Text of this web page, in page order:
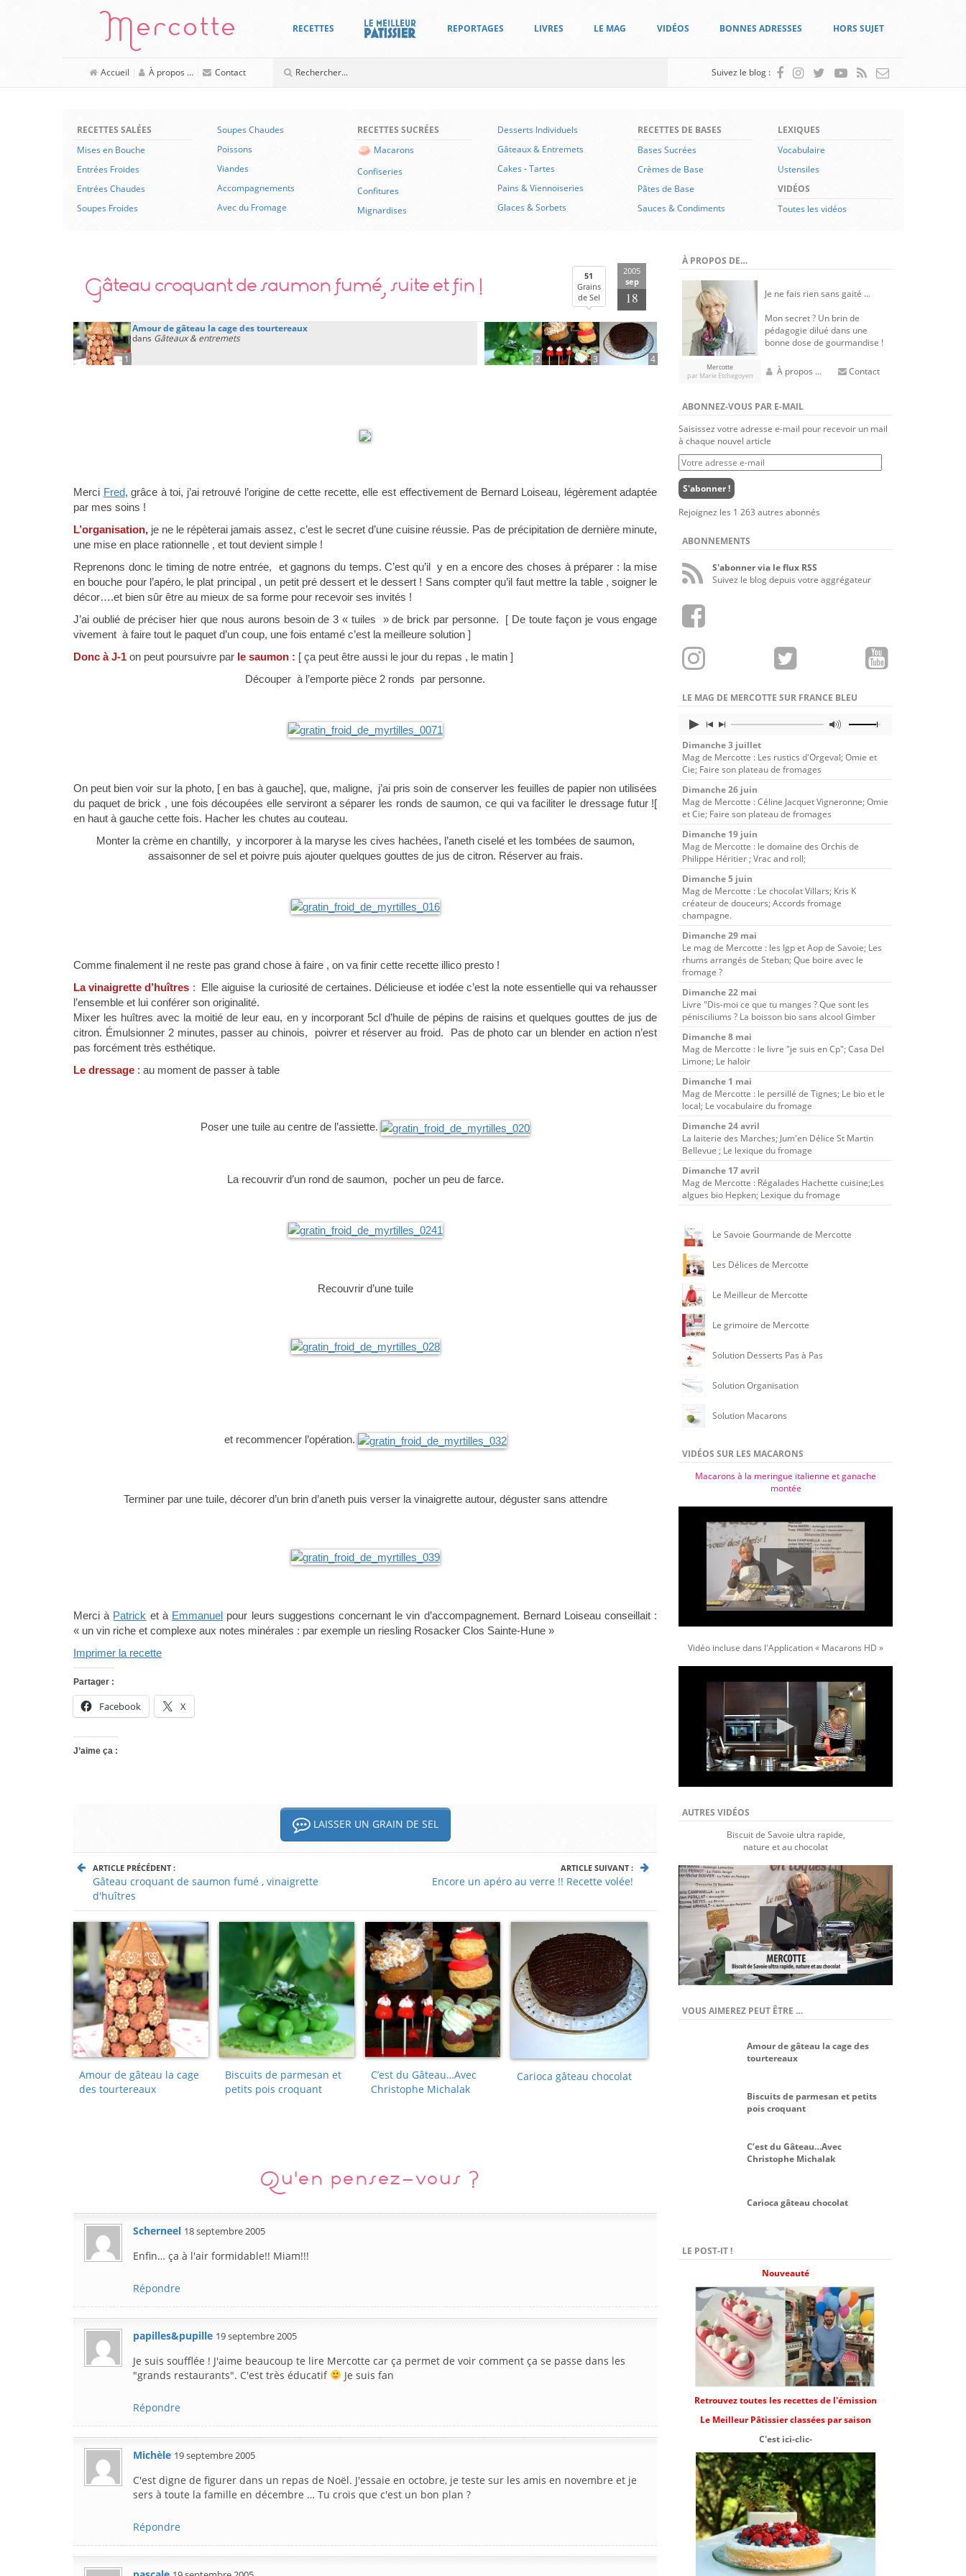
Mercotte RECETTES REPORTAGES LIVRES LE MAG VIDÉOS BONNES ADRESSES HORS SUJET
Accueil | À propos ... | Contact Suivez le blog :
RECETTES SALÉES
Mises en Bouche
Entrées Froides
Entrées Chaudes
Soupes Froides
Soupes Chaudes
Poissons
Viandes
Accompagnements
Avec du Fromage
RECETTES SUCRÉES
Macarons
Confiseries
Confitures
Mignardises
Desserts Individuels
Gâteaux & Entremets
Cakes -Tartes
Pains & Viennoiseries
Glaces & Sorbets
RECETTES DE BASES
Bases Sucrées
Crèmes de Base
Pâtes de Base
Sauces & Condiments
LEXIQUES
Vocabulaire
Ustensiles
VIDÉOS
Toutes les vidéos
Gâteau croquant de saumon fumé, suite et fin !
51
Grains
de Sel
2005
sep
18
1
Amour de gâteau la cage des tourtereaux
dans Gâteaux & entremets
2
3 4
Merci Fred, grâce à toi, j’ai retrouvé l’origine de cette recette, elle est effectivement de Bernard Loiseau, légèrement adaptée
par mes soins !
L’organisation, je ne le répèterai jamais assez, c’est le secret d’une cuisine réussie. Pas de précipitation de dernière minute,
une mise en place rationnelle , et tout devient simple !
Reprenons donc le timing de notre entrée, et gagnons du temps. C’est qu’il y en a encore des choses à préparer : la mise
en bouche pour l’apéro, le plat principal , un petit pré dessert et le dessert ! Sans compter qu’il faut mettre la table , soigner le
décor….et bien sûr être au mieux de sa forme pour recevoir ses invités !
J’ai oublié de préciser hier que nous aurons besoin de 3 « tuiles » de brick par personne. [ De toute façon je vous engage
vivement à faire tout le paquet d’un coup, une fois entamé c’est la meilleure solution ]
Donc à J-1 on peut poursuivre par le saumon : [ ça peut être aussi le jour du repas , le matin ]
Découper à l’emporte pièce 2 ronds par personne.
On peut bien voir sur la photo, [ en bas à gauche], que, maligne, j’ai pris soin de conserver les feuilles de papier non utilisées
du paquet de brick , une fois découpées elle serviront a séparer les ronds de saumon, ce qui va faciliter le dressage futur ![
en haut à gauche cette fois. Hacher les chutes au couteau.
Monter la crème en chantilly, y incorporer à la maryse les cives hachées, l’aneth ciselé et les tombées de saumon,
assaisonner de sel et poivre puis ajouter quelques gouttes de jus de citron. Réserver au frais.
Comme finalement il ne reste pas grand chose à faire , on va finir cette recette illico presto !
La vinaigrette d’huîtres : Elle aiguise la curiosité de certaines. Délicieuse et iodée c’est la note essentielle qui va rehausser
l’ensemble et lui conférer son originalité.
Mixer les huîtres avec la moitié de leur eau, en y incorporant 5cl d’huile de pépins de raisins et quelques gouttes de jus de
citron. Émulsionner 2 minutes, passer au chinois, poivrer et réserver au froid. Pas de photo car un blender en action n’est
pas forcément très esthétique.
Le dressage : au moment de passer à table
Poser une tuile au centre de l’assiette.
La recouvrir d’un rond de saumon, pocher un peu de farce.
Recouvrir d’une tuile
et recommencer l’opération.
Terminer par une tuile, décorer d’un brin d’aneth puis verser la vinaigrette autour, déguster sans attendre
Merci à Patrick et à Emmanuel pour leurs suggestions concernant le vin d’accompagnement. Bernard Loiseau conseillait :
« un vin riche et complexe aux notes minérales : par exemple un riesling Rosacker Clos Sainte-Hune »
Imprimer la recette
Partager :
Facebook X
J’aime ça :
LAISSER UN GRAIN DE SEL
ARTICLE PRÉCÉDENT :
Gâteau croquant de saumon fumé , vinaigrette
d'huîtres
ARTICLE SUIVANT :
Encore un apéro au verre !! Recette volée!
Amour de gâteau la cage
des tourtereaux
Biscuits de parmesan et
petits pois croquant
C’est du Gâteau…Avec
Christophe Michalak
Carioca gâteau chocolat
Qu'en pensez-vous ?
Scherneel 18 septembre 2005
Enfin… ça à l'air formidable!! Miam!!!
Répondre
papilles&pupille 19 septembre 2005
Je suis soufflée ! J'aime beaucoup te lire Mercotte car ça permet de voir comment ça se passe dans les
"grands restaurants". C'est très éducatif
Je suis fan
Répondre
Michèle 19 septembre 2005
C'est digne de figurer dans un repas de Noël. J'essaie en octobre, je teste sur les amis en novembre et je
sers à toute la famille en décembre … Tu crois que c'est un bon plan ?
Répondre
À PROPOS DE…
Je ne fais rien sans gaité ...
Mon secret ? Un brin de
pédagogie dilué dans une
bonne dose de gourmandise !
Mercotte
par Marie Etchegoyen
À propos ... Contact
ABONNEZ-VOUS PAR E-MAIL
Saisissez votre adresse e-mail pour recevoir un mail
à chaque nouvel article
Votre
adresse
e-
mail
S'abonner !
Rejoignez les 1 263 autres abonnés
ABONNEMENTS
S'abonner via le flux RSS
Suivez le blog depuis votre aggrégateur
LE MAG DE MERCOTTE SUR FRANCE BLEU
Dimanche 3 juillet
Mag de Mercotte : Les rustics d'Orgeval; Omie et
Cie; Faire son plateau de fromages
Dimanche 26 juin
Mag de Mercotte : Céline Jacquet Vigneronne; Omie
et Cie; Faire son plateau de fromages
Dimanche 19 juin
Mag de Mercotte : le domaine des Orchis de
Philippe Héritier ; Vrac and roll;
Dimanche 5 juin
Mag de Mercotte : Le chocolat Villars; Kris K
créateur de douceurs; Accords fromage
champagne.
Dimanche 29 mai
Le mag de Mercotte : les Igp et Aop de Savoie; Les
rhums arrangés de Steban; Que boire avec le
fromage ?
Dimanche 22 mai
Livre "Dis-moi ce que tu manges ? Que sont les
pénisciliums ? La boisson bio sans alcool Gimber
Dimanche 8 mai
Mag de Mercotte : le livre "je suis en Cp"; Casa Del
Limone; Le haloir
Dimanche 1 mai
Mag de Mercotte : le persillé de Tignes; Le bio et le
local; Le vocabulaire du fromage
Dimanche 24 avril
La laiterie des Marches; Jum'en Délice St Martin
Bellevue ; Le lexique du fromage
Dimanche 17 avril
Mag de Mercotte : Régalades Hachette cuisine;Les
algues bio Hepken; Lexique du fromage
Le Savoie Gourmande de Mercotte
Les Délices de Mercotte
Le Meilleur de Mercotte
Le grimoire de Mercotte
Solution Desserts Pas à Pas
Solution Organisation
Solution Macarons
VIDÉOS SUR LES MACARONS
Macarons à la meringue italienne et ganache
montée
Vidéo incluse dans l'Application « Macarons HD »
AUTRES VIDÉOS
Biscuit de Savoie ultra rapide,
nature et au chocolat
VOUS AIMEREZ PEUT ÊTRE …
Amour de gâteau la cage des
tourtereaux
Biscuits de parmesan et petits
pois croquant
C’est du Gâteau…Avec
Christophe Michalak
Carioca gâteau chocolat
LE POST-IT !
Nouveauté
Retrouvez toutes les recettes de l'émission
Le Meilleur Pâtissier classées par saison
C'est ici-clic-